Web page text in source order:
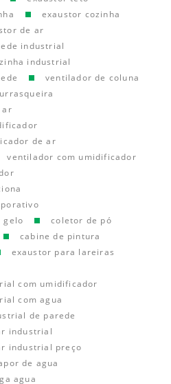
exaustor cozinha
de ar
industrial
industrial
ventilador de coluna
ar
de ar
ventilador com umidificador
gelo
coletor de pó
cabine de pintura
exaustor para lareiras
com umidificador
com agua
de parede
industrial
industrial preço
de agua
agua